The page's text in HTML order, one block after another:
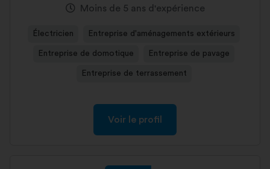
Moins de 5 ans d'expérience
Électricien Entreprise d'aménagements extérieurs
Entreprise de domotique Entreprise de pavage
Entreprise de terrassement
Voir le profil